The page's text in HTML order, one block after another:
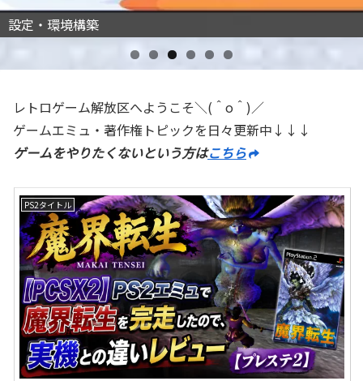
管理人プロフィールはこちらから
エミュレータを始める
設定・環境構築
ゲームレビュー
安全・著作権ガイド
お問い合わせ
レトロゲーム解放区へようこそ＼(＾o＾)／
ゲームエミュ・著作権トピックを日々更新中↓↓↓
ゲームをやりたくないという方はこちら
PS2タイトル